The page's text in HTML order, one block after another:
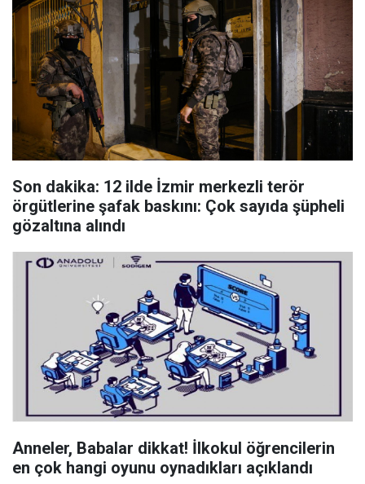
Son dakika: 12 ilde İzmir merkezli terör
örgütlerine şafak baskını: Çok sayıda şüpheli
gözaltına alındı
Anneler, Babalar dikkat! İlkokul öğrencilerin
en çok hangi oyunu oynadıkları açıklandı